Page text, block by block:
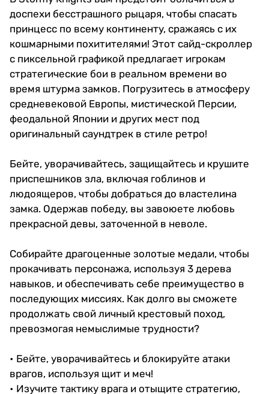
доспехи бесстрашного рыцаря, чтобы спасать
принцесс по всему континенту, сражаясь с их
кошмарными похитителями! Этот сайд-скроллер
с пиксельной графикой предлагает игрокам
стратегические бои в реальном времени во
время штурма замков. Погрузитесь в атмосферу
средневековой Европы, мистической Персии,
феодальной Японии и других мест под
оригинальный саундтрек в стиле ретро!
Бейте, уворачивайтесь, защищайтесь и крушите
приспешников зла, включая гоблинов и
людоящеров, чтобы добраться до властелина
замка. Одержав победу, вы завоюете любовь
прекрасной девы, заточенной в неволе.
Собирайте драгоценные золотые медали, чтобы
прокачивать персонажа, используя 3 дерева
навыков, и обеспечивать себе преимущество в
последующих миссиях. Как долго вы сможете
продолжать свой личный крестовый поход,
превозмогая немыслимые трудности?
• Бейте, уворачивайтесь и блокируйте атаки
врагов, используя щит и меч!
• Изучите тактику врага и отыщите стратегию,